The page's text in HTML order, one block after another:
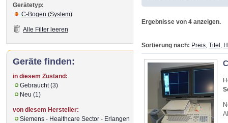
Ergebnisse von 4 anzeigen.
Sortierung nach: Preis Titel
Gerätetyp:
C-Bogen (System)
Alle Filter leeren
Geräte finden:
in diesem Zustand:
Gebraucht (3)
Neu (1)
von diesem Hersteller:
Siemens - Healthcare Sector - Erlangen